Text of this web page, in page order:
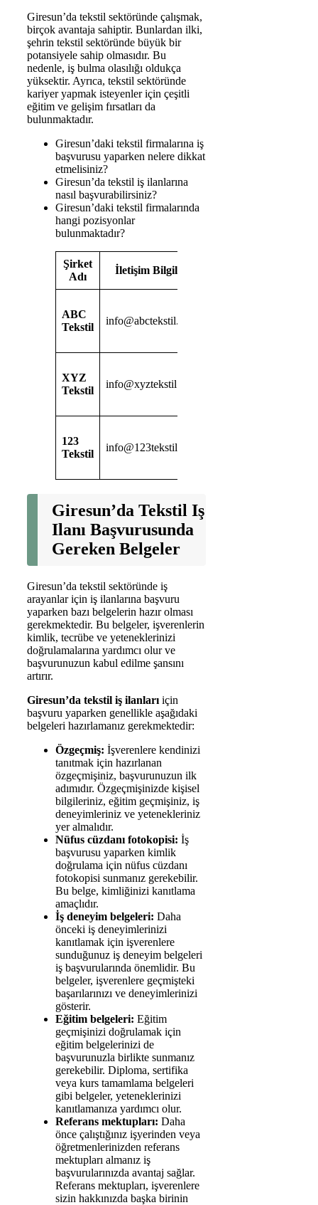
Giresun’da tekstil sektöründe çalışmak,
birçok avantaja sahiptir. Bunlardan ilki,
şehrin tekstil sektöründe büyük bir
potansiyele sahip olmasıdır. Bu
nedenle, iş bulma olasılığı oldukça
yüksektir. Ayrıca, tekstil sektöründe
kariyer yapmak isteyenler için çeşitli
eğitim ve gelişim fırsatları da
bulunmaktadır.
Giresun’daki tekstil firmalarına iş
başvurusu yaparken nelere dikkat
etmelisiniz?
Giresun’da tekstil iş ilanlarına
nasıl başvurabilirsiniz?
Giresun’daki tekstil firmalarında
hangi pozisyonlar
bulunmaktadır?
Şirket
Adı
İletişim Bilgileri
ABC
Tekstil
info@abctekstil.com
XYZ
Tekstil
info@xyztekstil.com
123
Tekstil
info@123tekstil.com
Giresun’da Tekstil Iş
Ilanı Başvurusunda
Gereken Belgeler
Giresun’da tekstil sektöründe iş
arayanlar için iş ilanlarına başvuru
yaparken bazı belgelerin hazır olması
gerekmektedir. Bu belgeler, işverenlerin
kimlik, tecrübe ve yeteneklerinizi
doğrulamalarına yardımcı olur ve
başvurunuzun kabul edilme şansını
artırır.
Giresun’da tekstil iş ilanları için
başvuru yaparken genellikle aşağıdaki
belgeleri hazırlamanız gerekmektedir:
Özgeçmiş: İşverenlere kendinizi
tanıtmak için hazırlanan
özgeçmişiniz, başvurunuzun ilk
adımıdır. Özgeçmişinizde kişisel
bilgileriniz, eğitim geçmişiniz, iş
deneyimleriniz ve yetenekleriniz
yer almalıdır.
Nüfus cüzdanı fotokopisi: İş
başvurusu yaparken kimlik
doğrulama için nüfus cüzdanı
fotokopisi sunmanız gerekebilir.
Bu belge, kimliğinizi kanıtlama
amaçlıdır.
İş deneyim belgeleri: Daha
önceki iş deneyimlerinizi
kanıtlamak için işverenlere
sunduğunuz iş deneyim belgeleri
iş başvurularında önemlidir. Bu
belgeler, işverenlere geçmişteki
başarılarınızı ve deneyimlerinizi
gösterir.
Eğitim belgeleri: Eğitim
geçmişinizi doğrulamak için
eğitim belgelerinizi de
başvurunuzla birlikte sunmanız
gerekebilir. Diploma, sertifika
veya kurs tamamlama belgeleri
gibi belgeler, yeteneklerinizi
kanıtlamanıza yardımcı olur.
Referans mektupları: Daha
önce çalıştığınız işyerinden veya
öğretmenlerinizden referans
mektupları almanız iş
başvurularınızda avantaj sağlar.
Referans mektupları, işverenlere
sizin hakkınızda başka birinin